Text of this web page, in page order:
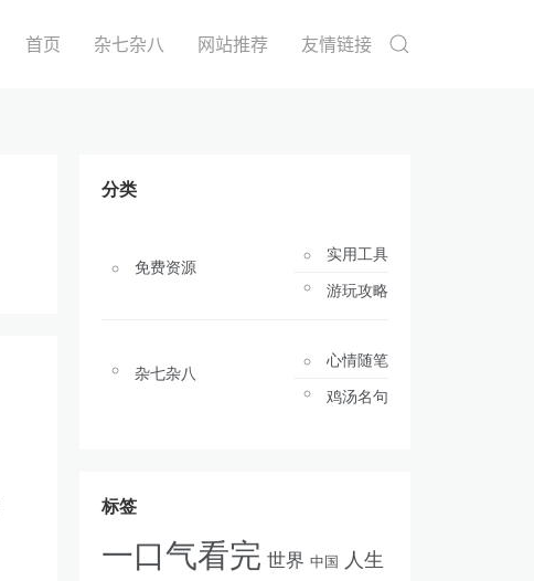
首页 杂七杂八 网站推荐 友情链接
分类
免费资源
实用工具
游玩攻略
杂七杂八
心情随笔
鸡汤名句
标签
一口气看完 世界 中国 人生